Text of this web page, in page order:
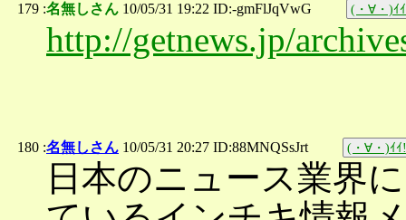
179 :名無しさん 10/05/31 19:22 ID:-gmFlJqVwG (・∀・)ｲ
http://getnews.jp/
180 :名無しさん 10/05/31 20:27 ID:88MNQSsJrt (・∀・)ｲ
日本のニュース業界